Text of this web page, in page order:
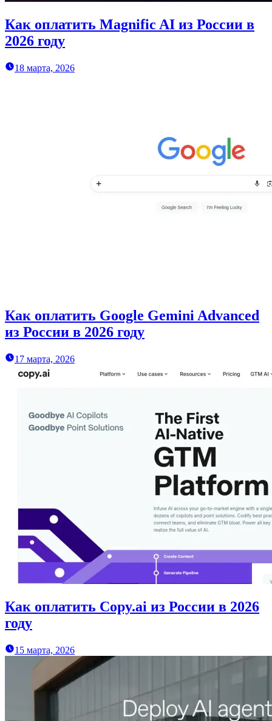
Как оплатить Magnific AI из России в
2026 году
18 марта, 2026
Как оплатить Google Gemini Advanced
из России в 2026 году
17 марта, 2026
Как оплатить Copy.ai из России в 2026
году
15 марта, 2026